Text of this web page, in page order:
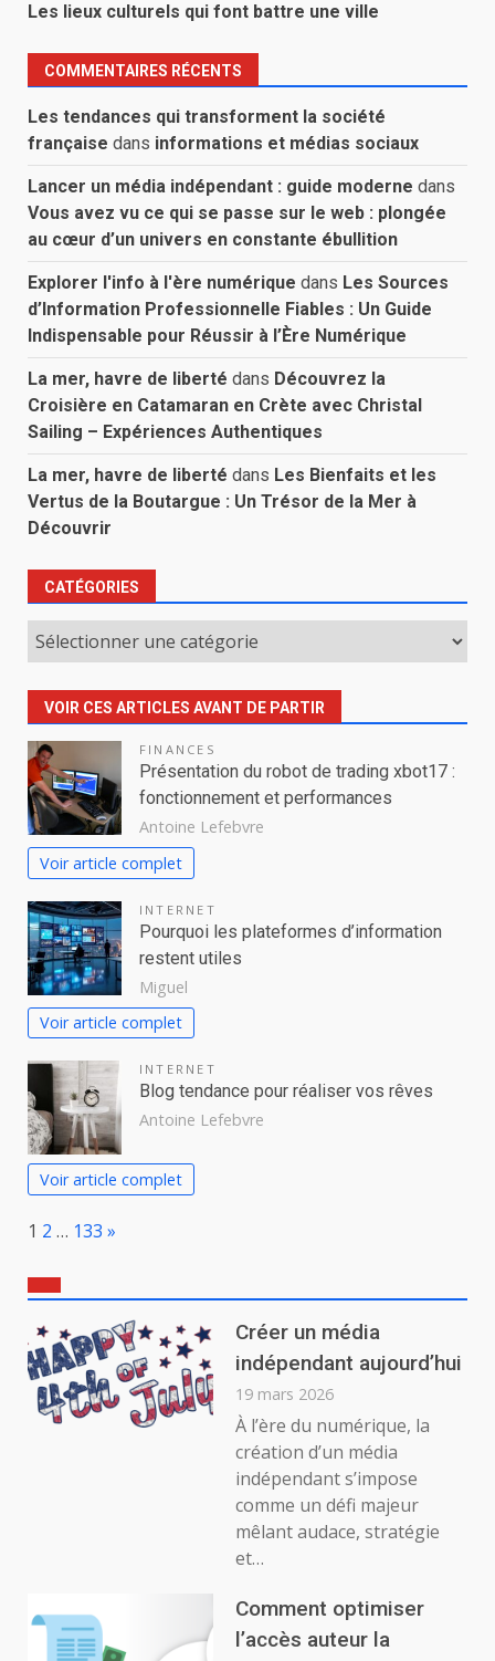
Les lieux culturels qui font battre une ville
COMMENTAIRES RÉCENTS
Les tendances qui transforment la société
française dans informations et médias sociaux
Lancer un média indépendant : guide moderne dans
Vous avez vu ce qui se passe sur le web : plongée
au cœur d’un univers en constante ébullition
Explorer l'info à l'ère numérique dans Les Sources
d’Information Professionnelle Fiables : Un Guide
Indispensable pour Réussir à l’Ère Numérique
La mer, havre de liberté dans Découvrez la
Croisière en Catamaran en Crète avec Christal
Sailing – Expériences Authentiques
La mer, havre de liberté dans Les Bienfaits et les
Vertus de la Boutargue : Un Trésor de la Mer à
Découvrir
CATÉGORIES
Catégories
VOIR CES ARTICLES AVANT DE PARTIR
FINANCES
Présentation du robot de trading xbot17 :
fonctionnement et performances
Antoine Lefebvre
Voir article complet
INTERNET
Pourquoi les plateformes d’information
restent utiles
Miguel
Voir article complet
INTERNET
Blog tendance pour réaliser vos rêves
Antoine Lefebvre
Voir article complet
Page:
1 2 … 133 Next
»
Créer un média
indépendant aujourd’hui
19 mars 2026
À l’ère du numérique, la
création d’un média
indépendant s’impose
comme un défi majeur
mêlant audace, stratégie
et…
Comment optimiser
l’accès auteur la